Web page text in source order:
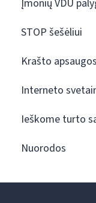
Įmonių VDU
STOP šešėliui
Krašto
Interneto
Ieškome turto
Nuorodos